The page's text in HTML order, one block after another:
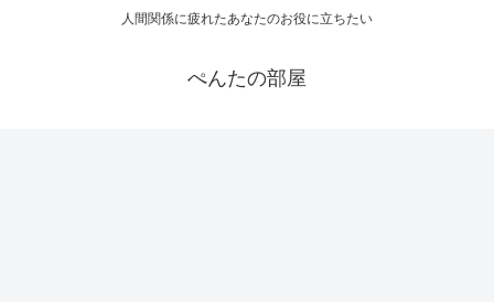
人間関係に疲れたあなたのお役に立ちたい
ぺんたの部屋